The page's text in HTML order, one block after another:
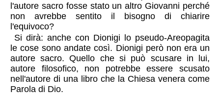
l'autore sacro fosse stato un altro Giovanni perché
non avrebbe sentito il bisogno di chiarire
l'equivoco?
Si dirà: anche con Dionigi lo pseudo-Areopagita
le cose sono andate così. Dionigi però non era un
autore sacro. Quello che si può scusare in lui,
autore filosofico, non potrebbe essere scusato
nell'autore di una libro che la Chiesa venera come
Parola di Dio.